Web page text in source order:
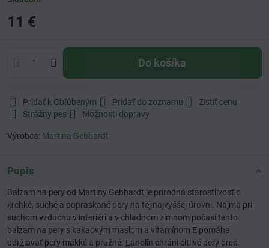
11 €
Do košíka
Pridať k Obľúbeným Pridať do zoznamu
Zistiť cenu
Strážny pes
Možnosti dopravy
Výrobca: Martina Gebhardt
Popis
Balzam na pery od Martiny Gebhardt je prírodná starostlivosť o
krehké, suché a popraskané pery na tej najvyššej úrovni. Najmä pri
suchom vzduchu v interiéri a v chladnom zimnom počasí tento
balzam na pery s kakaovým maslom a vitamínom E pomáha
udržiavať pery mäkké a pružné. Lanolín chráni citlivé pery pred